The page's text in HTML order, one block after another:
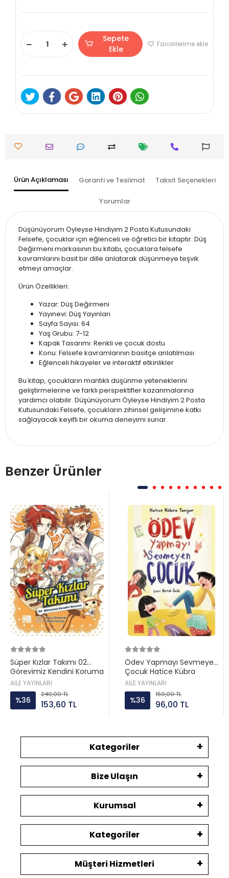
Sepete
Ekle
Favorilerime ekle
Ürün Açıklaması Garanti ve Teslimat Taksit Seçenekleri
Yorumlar
Düşünüyorum Öyleyse Hindiyim 2 Posta Kutusundaki
Felsefe, çocuklar için eğlenceli ve öğretici bir kitaptır. Düş
Değirmeni markasının bu kitabı, çocuklara felsefe
kavramlarını basit bir dille anlatarak düşünmeye teşvik
etmeyi amaçlar.
Ürün Özellikleri:
Yazar: Düş Değirmeni
Yayınevi: Düş Yayınları
Sayfa Sayısı: 64
Yaş Grubu: 7-12
Kapak Tasarımı: Renkli ve çocuk dostu
Konu: Felsefe kavramlarının basitçe anlatılması
Eğlenceli hikayeler ve interaktif etkinlikler
Bu kitap, çocukların mantıklı düşünme yeteneklerini
geliştirmelerine ve farklı perspektifler kazanmalarına
yardımcı olabilir. Düşünüyorum Öyleyse Hindiyim 2 Posta
Kutusundaki Felsefe, çocukların zihinsel gelişimine katkı
sağlayacak keyifli bir okuma deneyimi sunar.
Benzer Ürünler
Süper Kızlar Takımı 02
Görevimiz Kendini Koruma
Aile ayın
AİLE YAYINLARI
%36
240,00 TL
153,60 TL
Ödev Yapmayı Sevmeyen
Çocuk Hatice Kübra
Tongar Aile yayın
AİLE YAYINLARI
%36
150,00 TL
96,00 TL
Kategoriler
Bize Ulaşın
Kurumsal
Kategoriler
Müşteri Hizmetleri